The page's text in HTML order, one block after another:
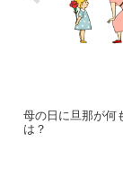
母の日に旦那が何
は？